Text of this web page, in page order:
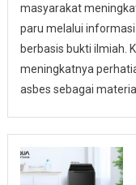
masyarakat
paru melalui
berbasis bukti ilmiah.
meningkatnya
asbes sebagai